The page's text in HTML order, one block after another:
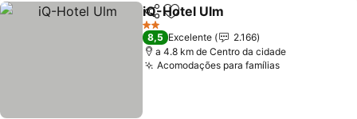
PartilharAdicionar aos favoritos
iQ-Hotel Ulm
2 Estrelas
8,5 Excelente
2.166
a 4.8 km de Centro da cidade
Acomodações para famílias